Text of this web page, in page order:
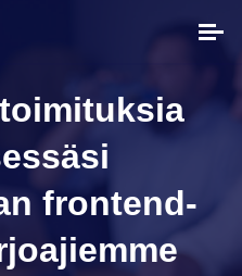
frontend-